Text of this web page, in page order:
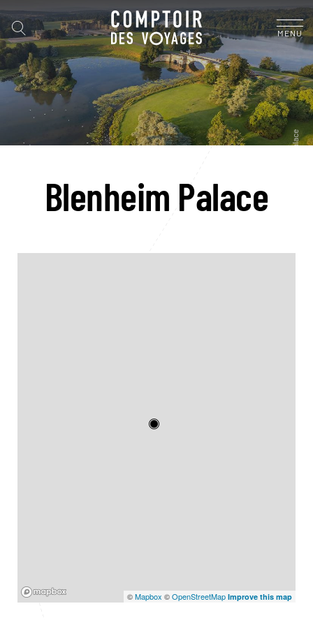
MENU
Blenheim Palace
©Mapbox ©OpenStreetMap Improve this map